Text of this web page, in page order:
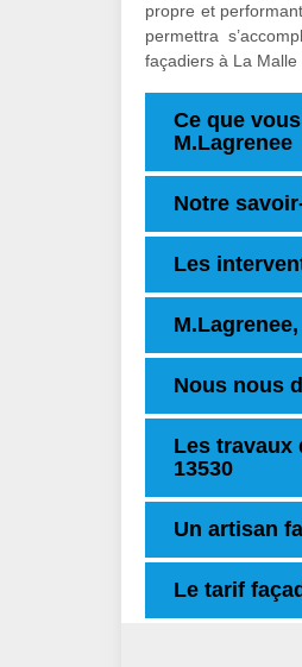
propre et
permettra
façadiers à La
Ce que
M.Lagrenee
Notre
Les
Nous nous
Les travaux
13530
Un artisan
Le tarif